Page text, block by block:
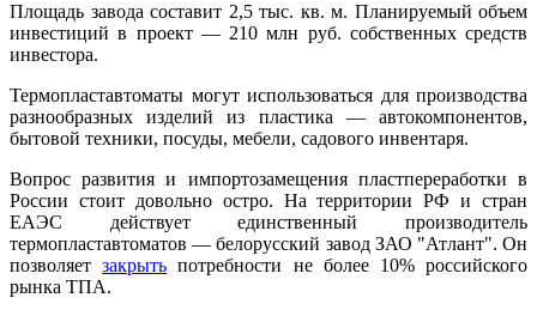
Площадь завода составит 2,5 тыс. кв. м. Планируемый объем
инвестиций в проект — 210 млн руб. собственных средств
инвестора.
Термопластавтоматы могут использоваться для производства
разнообразных изделий из пластика — автокомпонентов,
бытовой техники, посуды, мебели, садового инвентаря.
Вопрос развития и импортозамещения пластпереработки в
России стоит довольно остро. На территории РФ и стран
ЕАЭС действует единственный производитель
термопластавтоматов — белорусский завод ЗАО "Атлант". Он
позволяетзакрыть потребности не более 10% российского
рынка ТПА.